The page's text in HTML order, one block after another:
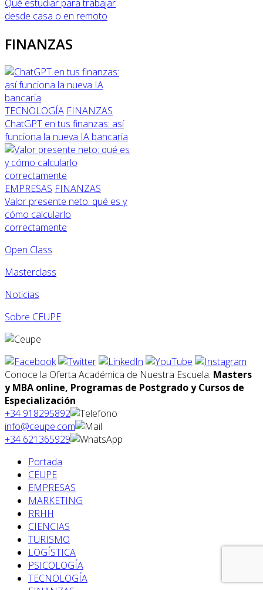
Qué estudiar para trabajar
desde casa o en remoto
FINANZAS
TECNOLOGÍA FINANZAS
ChatGPT en tus finanzas: así
funciona la nueva IA bancaria
EMPRESAS FINANZAS
Valor presente neto: qué es y
cómo calcularlo
correctamente
Open Class
Masterclass
Noticias
Sobre CEUPE
Conoce la Oferta Académica de Nuestra Escuela: Masters
y MBA online, Programas de Postgrado y Cursos de
Especialización
+34 918295892
info@ceupe.com
+34 621365929
Portada
CEUPE
EMPRESAS
MARKETING
RRHH
CIENCIAS
TURISMO
LOGÍSTICA
PSICOLOGÍA
TECNOLOGÍA